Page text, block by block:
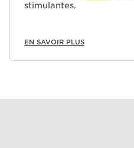
stimulantes.
EN SAVOIR PLUS